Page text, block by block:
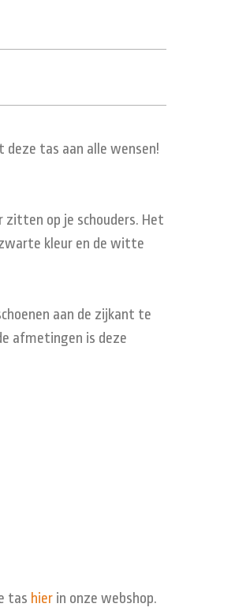
tas aan alle wensen!
zitten op je schouders. Het
kleur en de witte
aan de zijkant te
afmetingen is deze
tas hier in onze webshop.